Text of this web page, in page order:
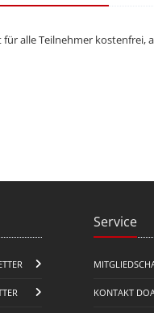
alle Teilnehmer kostenfrei,
Service
KONTAKT